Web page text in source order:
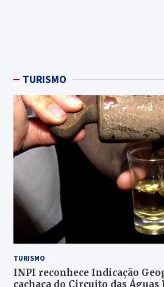
TURISMO
TURISMO
INPI reconhece Indicação
cachaça do Circuito das Águas